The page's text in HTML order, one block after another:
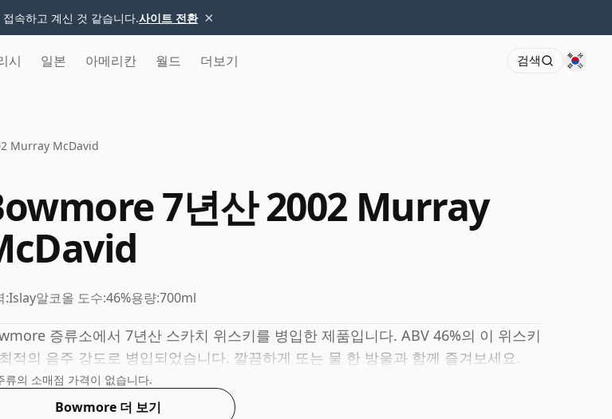
속하고 계신 것 같습니다.사이트 전환 ×
시 일본 아메리칸 월드 더보기 검색
Murray McDavid
7년산 2002 Murray
:Islay알코올 도수:46%용량:700ml
증류소에서 7년산 스카치 위스키를 병입한 제품입니다. ABV 46%의 이 위스키
적의 음주 강도로 병입되었습니다. 깔끔하게 또는 물 한 방울과 함께 즐겨보세요.
류의 소매점 가격이 없습니다.
Bowmore 더 보기